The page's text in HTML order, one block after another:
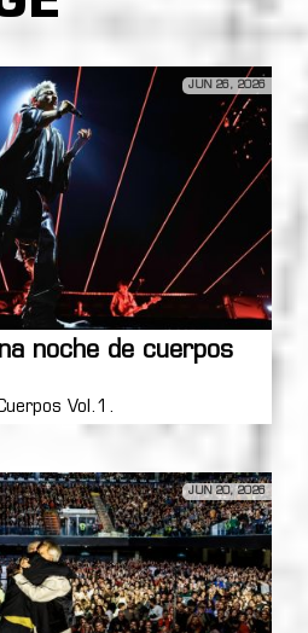
JUN 26, 2026
noche de cuerpos
Vol.1.
JUN 20, 2026